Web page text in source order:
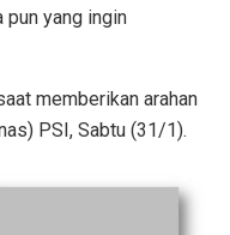
pun yang ingin
memberikan arahan
PSI, Sabtu (31/1).